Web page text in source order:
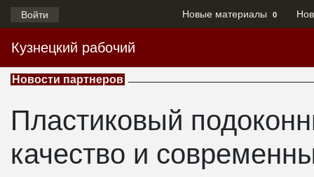
Войти Новые материалы 0
Кузнецкий рабочий
Новости партнеров
Пластиковый
качество и